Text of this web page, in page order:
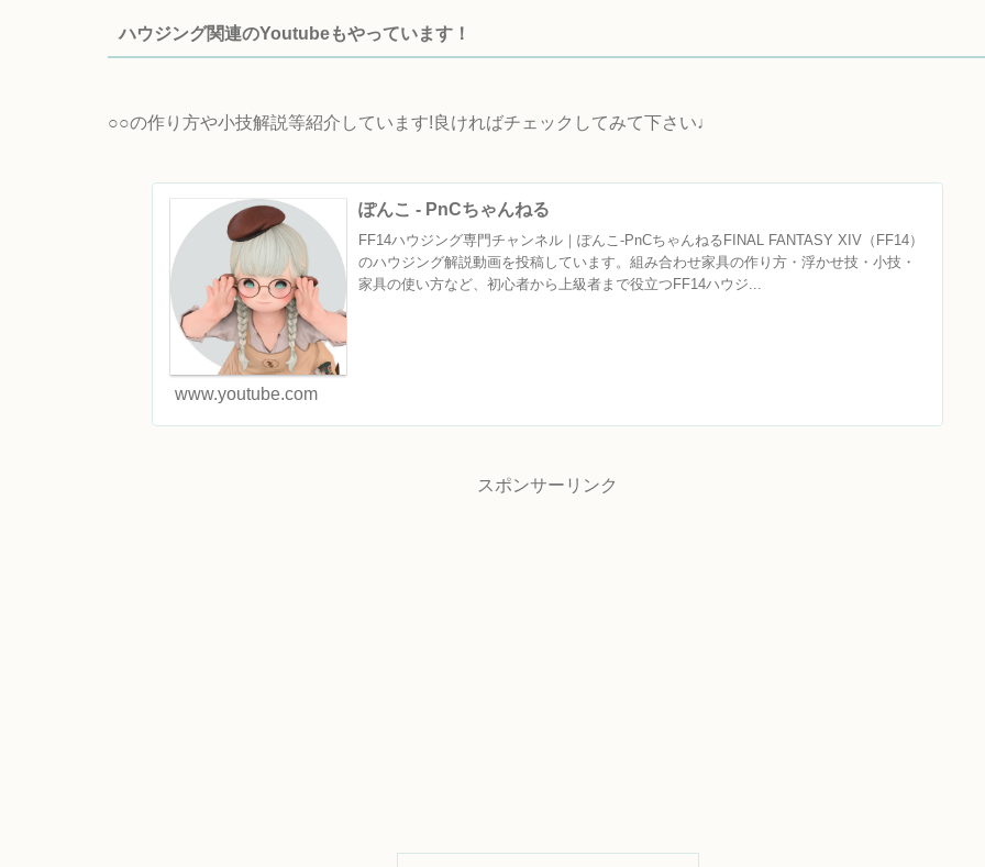
ハウジング関連のYoutubeもやっています！
○○の作り方や小技解説等紹介しています!良ければチェックしてみて下さい♩
ぽんこ - PnCちゃんねる
FF14ハウジング専門チャンネル｜ぽんこ‐PnCちゃんねるFINAL FANTASY XIV（FF14）
のハウジング解説動画を投稿しています。組み合わせ家具の作り方・浮かせ技・小技・
家具の使い方など、初心者から上級者まで役立つFF14ハウジ...
www.youtube.com
スポンサーリンク